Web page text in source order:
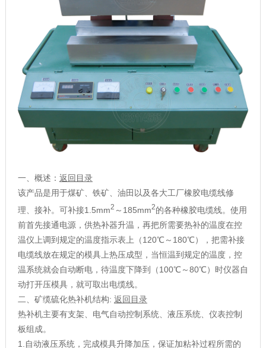
一、概述： 返回目录
该产品是用于煤矿、铁矿、油田以及各大工厂橡胶电缆线修
理、接补。可补接1.5mm2 ～185mm2的各种橡胶电缆线。使用
前首先接通电源，供热补器升温，再把所需要热补的温度在控
温仪上调到规定的温度指示表上（120℃～180℃），把需补接
电缆线放在规定的模具上热压成型，当恒温到规定的温度，控
温系统就会自动断电，待温度下降到（100℃～80℃）时仪器自
动打开压模具，就可取出电缆线。
二、矿缆硫化热补机结构: 返回目录
热补机主要有支架、电气自动控制系统、液压系统、仪表控制
板组成。
1.自动液压系统，完成模具升降加压，保证加粘补过程所需的